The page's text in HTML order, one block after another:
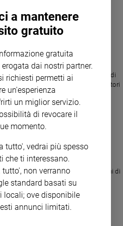
con il disco che ripercorre vent'anni di
importanti della sua vita: dai genitori
Gianna Nannini. E rivela: "Mi
in versione rock".
cantante che ha venduto 25 milioni di
Silvia e il sogno di una famiglia.
a mantenere
gratuito
gratuita
dai nostri partner.
richiesti permetti ai
un'esperienza
un miglior servizio.
di revocare il
momento.
tutto', vedrai più spesso
che ti interessano.
non verranno
standard basati su
locali; ove disponibile
annunci limitati.